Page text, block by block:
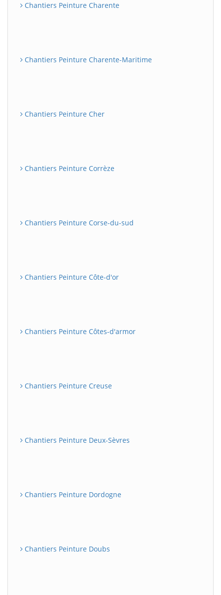
Chantiers Peinture Charente
Chantiers Peinture Charente-Maritime
Chantiers Peinture Cher
Chantiers Peinture Corrèze
Chantiers Peinture Corse-du-sud
Chantiers Peinture Côte-d'or
Chantiers Peinture Côtes-d'armor
Chantiers Peinture Creuse
Chantiers Peinture Deux-Sèvres
Chantiers Peinture Dordogne
Chantiers Peinture Doubs